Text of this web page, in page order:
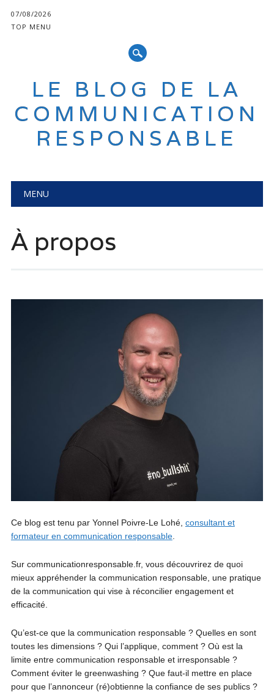
07/08/2026
TOP MENU
LE BLOG DE LA
COMMUNICATION
RESPONSABLE
Main menu
MENU
À propos
Ce blog est tenu par Yonnel Poivre-Le Lohé, consultant et
formateur en communication responsable.
Sur communicationresponsable.fr, vous découvrirez de quoi
mieux appréhender la communication responsable, une pratique
de la communication qui vise à réconcilier engagement et
efficacité.
Qu’est-ce que la communication responsable ? Quelles en sont
toutes les dimensions ? Qui l’applique, comment ? Où est la
limite entre communication responsable et irresponsable ?
Comment éviter le greenwashing ? Que faut-il mettre en place
pour que l’annonceur (ré)obtienne la confiance de ses publics ?